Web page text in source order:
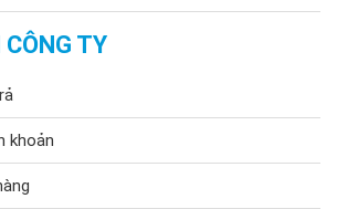
đèn năng lượng mặt trời 300W
hãng
TY
khoản